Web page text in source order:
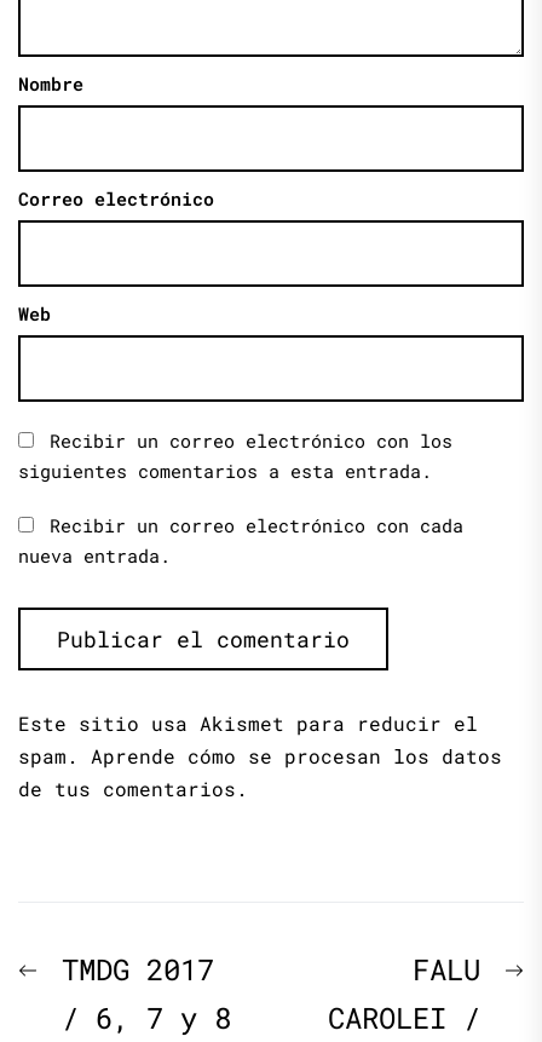
Nombre
Correo electrónico
Web
Recibir un correo electrónico con los
siguientes comentarios a esta entrada.
Recibir un correo electrónico con cada
nueva entrada.
Este sitio usa Akismet para reducir el
spam. Aprende cómo se procesan los datos
de tus comentarios.
Navegación
de
Previous
post:
TMDG 2017
/ 6, 7 y 8
FALU
CAROLEI /